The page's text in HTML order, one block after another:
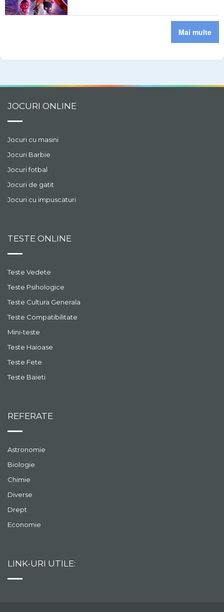
Mai multe
JOCURI ONLINE
Jocuri cu masini
Jocuri Barbie
Jocuri fotbal
Jocuri de gatit
Jocuri cu impuscaturi
TESTE ONLINE
Teste Vedete
Teste Psihologice
Teste Cultura Generala
Teste Compatibilitate
Mini-teste
Teste Haioase
Teste Fete
Teste Baieti
REFERATE
Astronomie
Biologie
Chimie
Diverse
Drept
Economie
LINK-URI UTILE: